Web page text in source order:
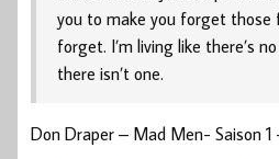
you to make you forget those
forget. I’m living like there’s
there isn’t one.
Don Draper – Mad Men- Saison 1